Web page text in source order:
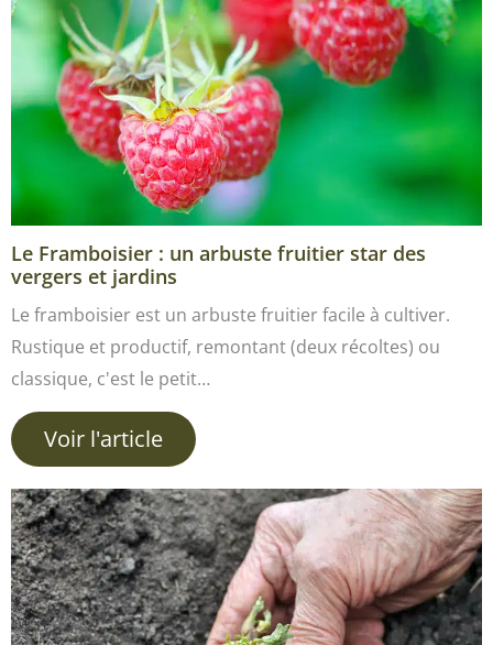
Le Framboisier : un arbuste fruitier star des
vergers et jardins
Le framboisier est un arbuste fruitier facile à cultiver.
Rustique et productif, remontant (deux récoltes) ou
classique, c'est le petit…
Voir l'article